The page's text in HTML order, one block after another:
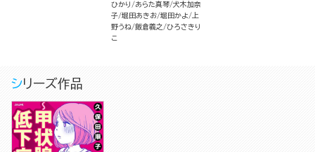
ひかり
あらた真琴 犬木加奈
子 堀田あきお 堀田かよ
上
野うね 飯倉義之 ひろさきり
こ
シリーズ作品